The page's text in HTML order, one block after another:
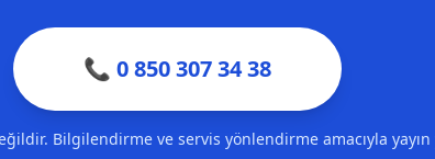
📞 0 850 307 34 38
Bilgilendirme ve servis yönlendirme amacıyla yayın